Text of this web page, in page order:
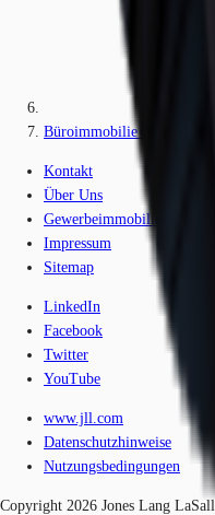
Büroimmobilie -
Kontakt
Über Uns
Gewerbeimmobilien-
Impressum
Sitemap
LinkedIn
Facebook
Twitter
YouTube
www.jll.com
Datenschutzhinweise
Nutzungsbedingungen
Copyright 2026 Jones Lang